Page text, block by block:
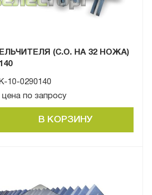
(С.О. НА 32 НОЖА)
10-0290140
цена по запросу